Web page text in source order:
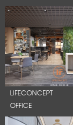
LIFECONCEPT
OFFICE